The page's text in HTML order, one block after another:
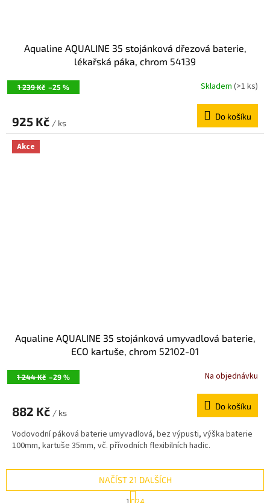
1 239 Kč –25 %
Aqualine AQUALINE 35 stojánková dřezová baterie,
lékařská páka, chrom 54139
Skladem (>1 ks)
925 Kč / ks
Do košíku
Akce
1 244 Kč –29 %
Aqualine AQUALINE 35 stojánková umyvadlová baterie,
ECO kartuše, chrom 52102-01
Na objednávku
882 Kč / ks
Do košíku
Vodovodní páková baterie umyvadlová, bez výpusti, výška baterie
100mm, kartuše 35mm, vč. přívodních flexibilních hadic.
NAČÍST 21 DALŠÍCH
S